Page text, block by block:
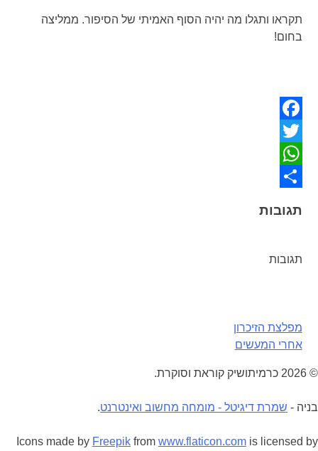
תקראו ותגלו מה יהיה הסוף האמיתי של הסיפור. ממליצה
בחום!
Facebook
Twitter
WhatsApp
תגובות
תגובות
ניווט
מפלצת הזיכרון
אחרי המעשים
© 2026 כרמיתושיק קוראת וסוקרת.
בניה - שמרת דיגיטל - מומחה מחשוב ואינטרנט.
Icons made by Freepik from www.flaticon.com is licensed by